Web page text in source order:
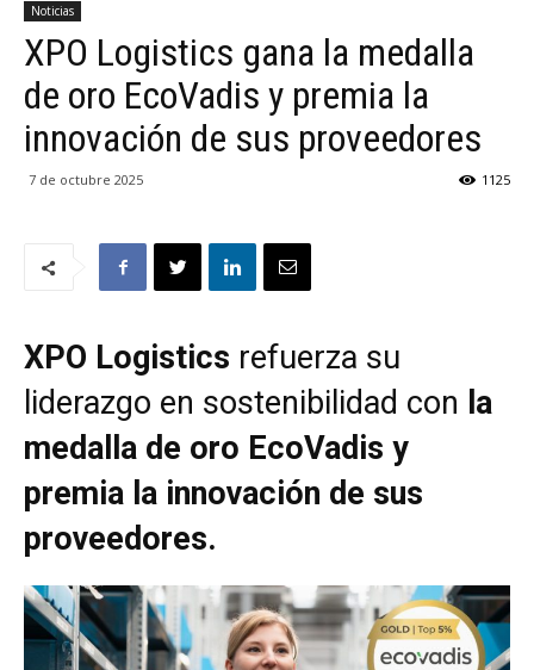
Noticias
XPO Logistics gana la medalla
de oro EcoVadis y premia la
innovación de sus proveedores
7 de octubre 2025 1125
XPO Logistics refuerza su
liderazgo en sostenibilidad con la
medalla de oro EcoVadis y
premia la innovación de sus
proveedores.